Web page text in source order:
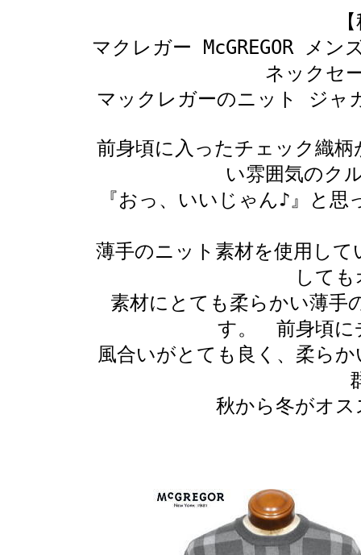
マクレガー McGREGOR メ
ネックセ
マックレガーのニット ジャ
前身頃に入ったチェック織
い雰囲気のク
『おっ、いいじゃん♪』と
薄手のニット素材を使用し
して
素材にとても柔らかい薄手
す。 前身頃に
風合いがとても良く、柔ら
秋から冬がオ